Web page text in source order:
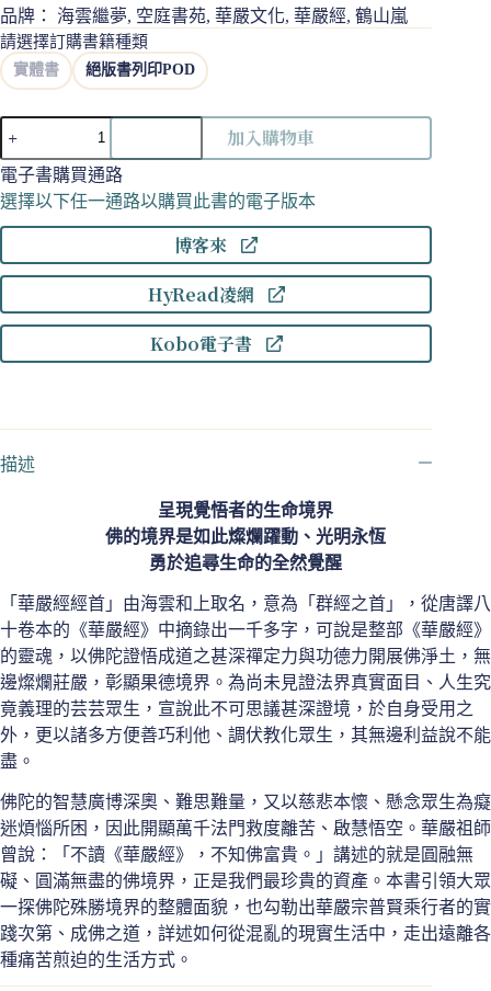
品牌： 海雲繼夢, 空庭書苑, 華嚴文化, 華嚴經, 鶴山嵐
請選擇訂購書籍種類
實體書 絕版書列印POD
華
嚴
嚴
經
數
加入購物車
電子書購買通路
選擇以下任一通路以購買此書的電子版本
博客來
HyRead凌網
Kobo電子書
描述
呈現覺悟者的生命境界
佛的境界是如此燦爛躍動、光明永恆
勇於追尋生命的全然覺醒
「華嚴經經首」由海雲和上取名，意為「群經之首」，從唐譯八
十卷本的《華嚴經》中摘錄出一千多字，可說是整部《華嚴經》
的靈魂，以佛陀證悟成道之甚深禪定力與功德力開展佛淨土，無
邊燦爛莊嚴，彰顯果德境界。為尚未見證法界真實面目、人生究
竟義理的芸芸眾生，宣說此不可思議甚深證境，於自身受用之
外，更以諸多方便善巧利他、調伏教化眾生，其無邊利益說不能
盡。
佛陀的智慧廣博深奧、難思難量，又以慈悲本懷、懸念眾生為癡
迷煩惱所困，因此開顯萬千法門救度離苦、啟慧悟空。華嚴祖師
曾說：「不讀《華嚴經》，不知佛富貴。」講述的就是圓融無
礙、圓滿無盡的佛境界，正是我們最珍貴的資產。本書引領大眾
一探佛陀殊勝境界的整體面貌，也勾勒出華嚴宗普賢乘行者的實
踐次第、成佛之道，詳述如何從混亂的現實生活中，走出遠離各
種痛苦煎迫的生活方式。